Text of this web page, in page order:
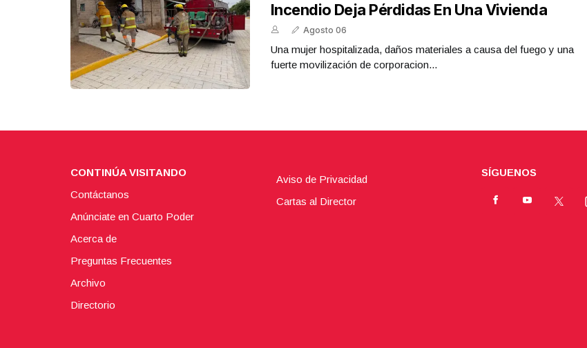
Incendio Deja Pérdidas En Una Vivienda
Agosto 06
Una mujer hospitalizada, daños materiales a causa del fuego y una
fuerte movilización de corporacion...
CONTINÚA VISITANDO
Contáctanos
Anúnciate en Cuarto Poder
Acerca de
Preguntas Frecuentes
Archivo
Directorio
Aviso de Privacidad
Cartas al Director
SÍGUENOS